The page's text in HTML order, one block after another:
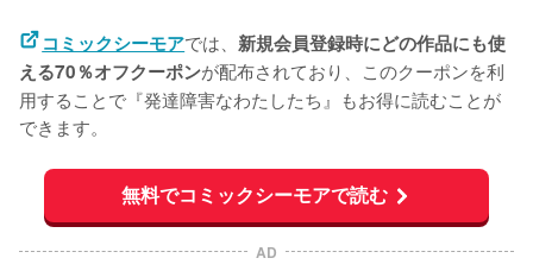
コミックシーモアでは、 新規会員登録時にどの作品にも使
える70％オフクーポンが配布されており、このクーポンを利
用することで『発達障害なわたしたち』もお得に読むことが
できます。
無料でコミックシーモアで読む
AD